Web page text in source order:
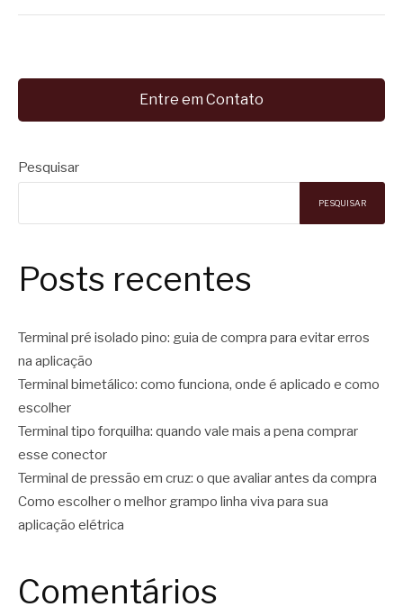
Entre em Contato
Pesquisar
PESQUISAR
Posts recentes
Terminal pré isolado pino: guia de compra para evitar erros
na aplicação
Terminal bimetálico: como funciona, onde é aplicado e como
escolher
Terminal tipo forquilha: quando vale mais a pena comprar
esse conector
Terminal de pressão em cruz: o que avaliar antes da compra
Como escolher o melhor grampo linha viva para sua
aplicação elétrica
Comentários